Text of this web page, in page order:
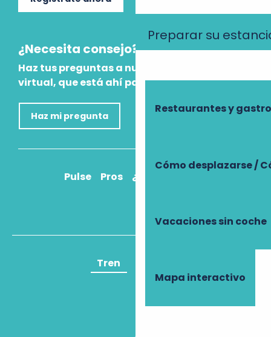
Preparar su
Restaurantes y
Cómo desplazarse /
Vacaciones sin coche
Mapa interactivo
¿Necesita consejo?
Haz tus preguntas a nuestro asistente
virtual, que está ahí para ayudarte.
Haz mi pregunta
Pulse Pros ¿Cómo llegar?
Tren